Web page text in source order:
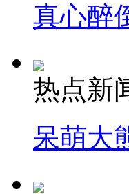
真心醉
热点新
呆萌大